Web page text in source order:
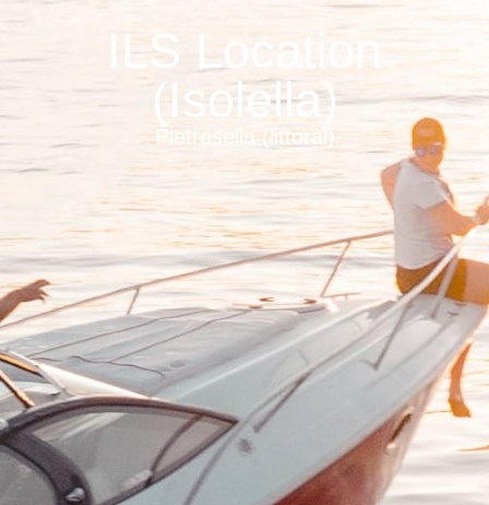
ILS Location
(Isolella)
Pietrosella (littoral)